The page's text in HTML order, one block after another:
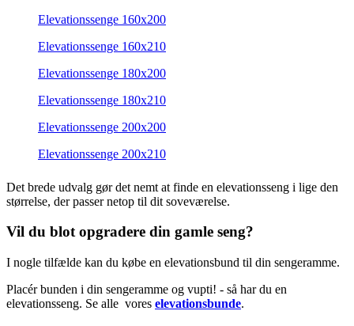
Elevationssenge 160x200
Elevationssenge 160x210
Elevationssenge 180x200
Elevationssenge 180x210
Elevationssenge 200x200
Elevationssenge 200x210
Det brede udvalg gør det nemt at finde en elevationsseng i lige den
størrelse, der passer netop til dit soveværelse.
Vil du blot opgradere din gamle seng?
I nogle tilfælde kan du købe en elevationsbund til din sengeramme.
Placér bunden i din sengeramme og vupti! - så har du en
elevationsseng. Se alle vores elevationsbunde.